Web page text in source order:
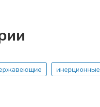
инерционные